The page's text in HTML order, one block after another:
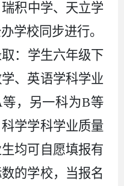
瑞积中学、天立学
学校同步进行。
取：学生六年级下
、英语学科学业
等，另一科为B等
学学科学业质量
均可自愿填报有
的学校，当报名